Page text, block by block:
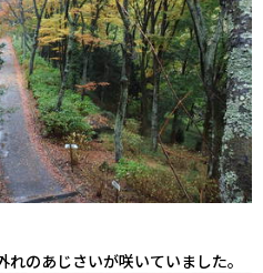
のあじさいが咲いていました。